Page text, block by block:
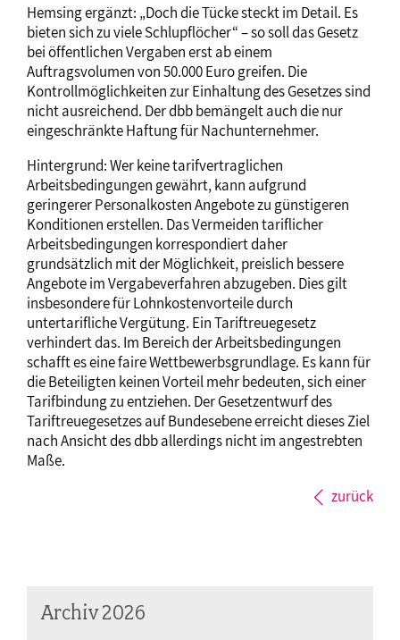
Hemsing ergänzt: „Doch die Tücke steckt im Detail. Es
bieten sich zu viele Schlupflöcher“ – so soll das Gesetz
bei öffentlichen Vergaben erst ab einem
Auftragsvolumen von 50.000 Euro greifen. Die
Kontrollmöglichkeiten zur Einhaltung des Gesetzes sind
nicht ausreichend. Der dbb bemängelt auch die nur
eingeschränkte Haftung für Nachunternehmer.
Hintergrund: Wer keine tarifvertraglichen
Arbeitsbedingungen gewährt, kann aufgrund
geringerer Personalkosten Angebote zu günstigeren
Konditionen erstellen. Das Vermeiden tariflicher
Arbeitsbedingungen korrespondiert daher
grundsätzlich mit der Möglichkeit, preislich bessere
Angebote im Vergabeverfahren abzugeben. Dies gilt
insbesondere für Lohnkostenvorteile durch
untertarifliche Vergütung. Ein Tariftreuegesetz
verhindert das. Im Bereich der Arbeitsbedingungen
schafft es eine faire Wettbewerbsgrundlage. Es kann für
die Beteiligten keinen Vorteil mehr bedeuten, sich einer
Tarifbindung zu entziehen. Der Gesetzentwurf des
Tariftreuegesetzes auf Bundesebene erreicht dieses Ziel
nach Ansicht des dbb allerdings nicht im angestrebten
Maße.
zurück
Archiv 2026